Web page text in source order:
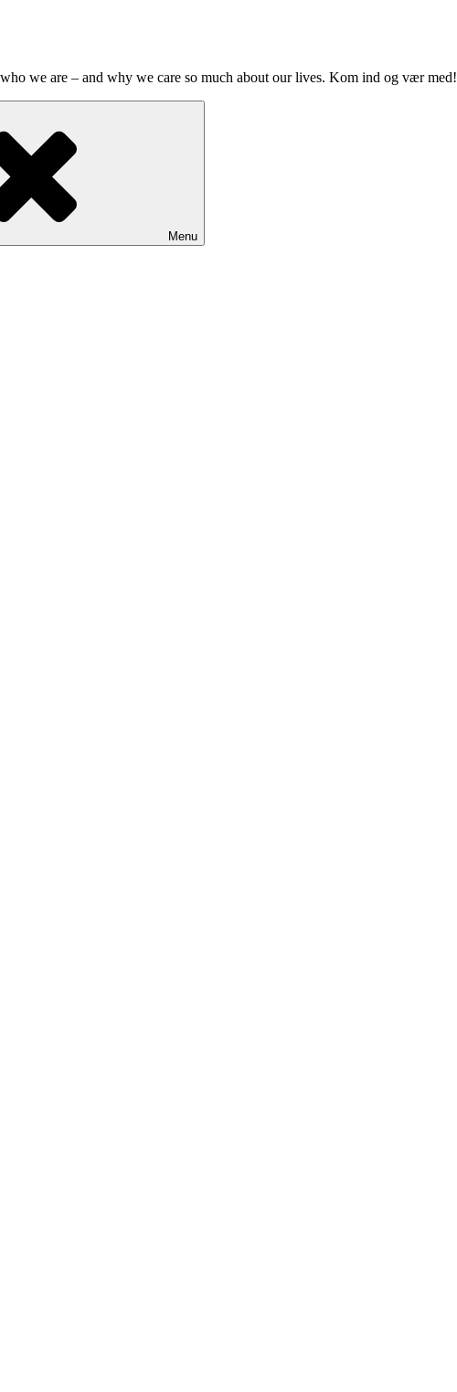
we are – and why we care so much about our lives. Kom ind og vær med!
Menu